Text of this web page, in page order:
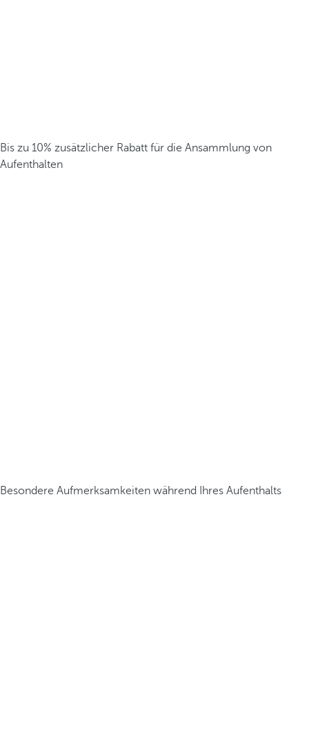
Bis zu 10% zusätzlicher Rabatt für die Ansammlung von
Aufenthalten
Besondere Aufmerksamkeiten während Ihres Aufenthalts